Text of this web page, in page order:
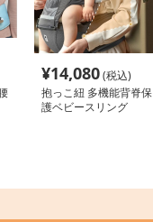
¥14,080(税込)
抱っこ紐 多機能背脊保
護ベビースリング